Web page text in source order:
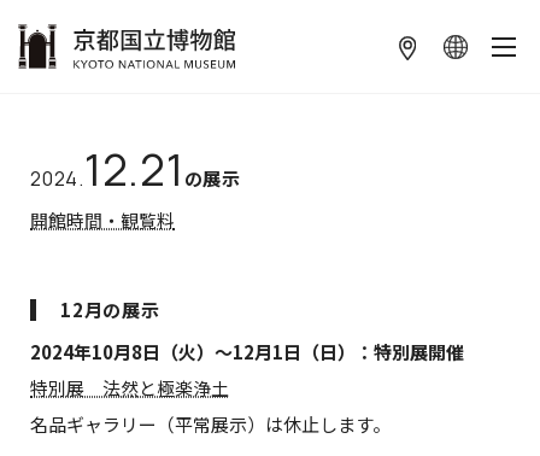
2024.12.21 の展示
開館時間・観覧料
12月の展示
2024年10月8日（火）～12月1日（日）：特別展開催
特別展 法然と極楽浄土
名品ギャラリー（平常展示）は休止します。